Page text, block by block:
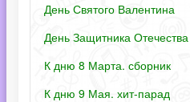
День Святого Валентина
День Защитника Отечества
К дню 8 Марта. сборник
К дню 9 Мая. хит-парад